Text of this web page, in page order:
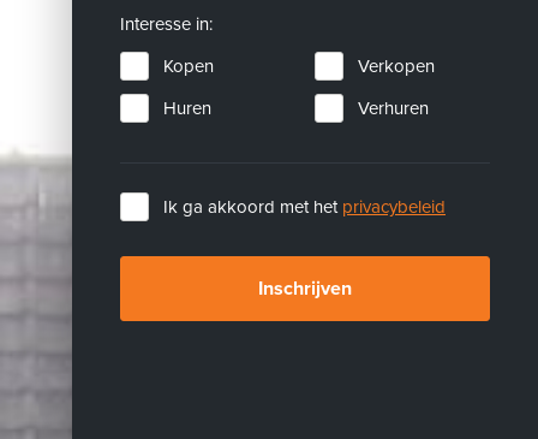
Interesse in:
Kopen
Verkopen
Huren
Verhuren
Ik ga akkoord met het privacybeleid
Inschrijven